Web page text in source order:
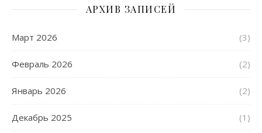
АРХИВ ЗАПИСЕЙ
Март 2026 (3)
Февраль 2026 (2)
Январь 2026 (2)
Декабрь 2025 (1)